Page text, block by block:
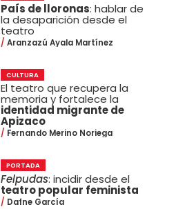
País de lloronas: hablar de
la desaparición desde el
teatro
Aranzazú Ayala Martínez
CULTURA
El teatro que recupera la
memoria y fortalece la
identidad migrante de
Apizaco
Fernando Merino Noriega
PORTADA
Felpudas: incidir desde el
teatro popular feminista
Dafne García